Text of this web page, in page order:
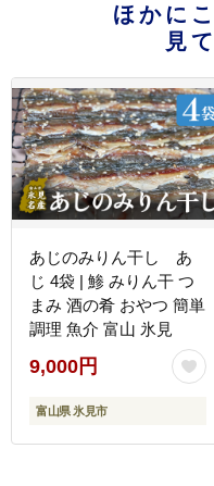
ほかに
見
あじのみりん干し あ
じ 4袋 | 鯵 みりん干 つ
まみ 酒の肴 おやつ 簡単
調理 魚介 富山 氷見
9,000円
富山県 氷見市